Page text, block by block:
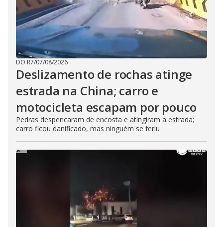
DO R7/07/08/2026
Deslizamento de rochas atinge
estrada na China; carro e
motocicleta escapam por pouco
Pedras despencaram de encosta e atingiram a estrada;
carro ficou danificado, mas ninguém se feriu